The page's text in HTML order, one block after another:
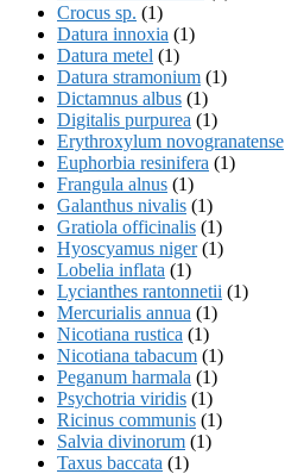
Crocus sp. (1)
Datura innoxia (1)
Datura metel (1)
Datura stramonium (1)
Dictamnus albus (1)
Digitalis purpurea (1)
Erythroxylum novogranatense
Euphorbia resinifera (1)
Frangula alnus (1)
Galanthus nivalis (1)
Gratiola officinalis (1)
Hyoscyamus niger(1)
Lobelia inflata (1)
Lycianthes rantonnetii (1)
Mercurialis annua (1)
Nicotiana rustica (1)
Nicotiana tabacum (1)
Peganum harmala (1)
Psychotria viridis (1)
Ricinus communis (1)
Salvia divinorum (1)
Taxus baccata (1)